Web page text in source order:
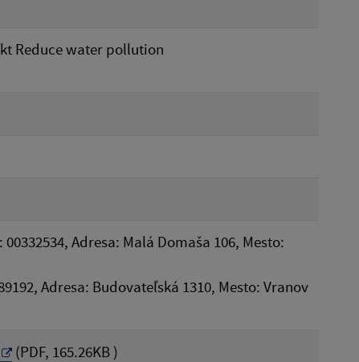
Reduce water pollution
Adresa: Malá Domaša 106, Mesto:
Adresa: Budovateľská 1310, Mesto: Vranov
(PDF, 165.26KB )